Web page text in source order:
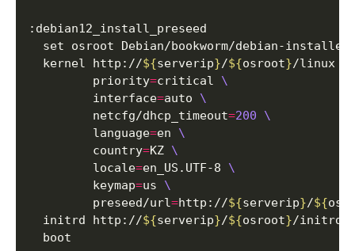
  kernel http://
${serverip}/${osroot}/linux
         priority
=critical
         interface
=auto
         netcfg/dhcp_timeout
=200
         language
=en
         country
=KZ
         locale
=en_US.UTF-8
         keymap
=us
         preseed/url
=http://${serverip}/${
  initrd http://
${serverip}/${osroot}